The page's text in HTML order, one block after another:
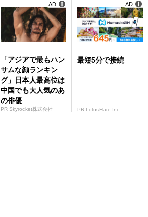
「アジアで最もハン
サムな顔ランキン
グ」日本人最高位は
中国でも大人気のあ
の俳優
PR Skyrocket株式会社
AD
最短5分で接続
PR LotusFlare Inc
AD